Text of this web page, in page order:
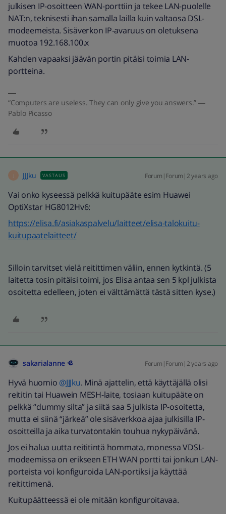
julkisen IP-osoitteen WAN-porttiin ja tekee LAN-puolelle
NAT:n, teknisesti ihan samalla lailla kuin valtaosa DSL-
modeemeista. Sisäverkon IP-avaruus on oletuksena
muotoa 192.168.100.x
Kahden vapaaksi jäävän portin pitäisi toimia LAN-
portteina.
“Computers are useless. They can only give you answers.” ―
Pablo Picasso
JJJku VASTAUS Forum|Forum|2 years ago
Vai onko kyseessä pelkkä kuitupääte esim Huawei
OptiXstar HG8012Hv6:
https://elisa.fi/asiakaspalvelu/laitteet/elisa-talokuitu-
kuitupaatelaitteet/
Silloin tarvitset vielä reitittimen väliin, ennen kytkintä. (5
laitetta tosin pitäisi toimi, jos Elisa antaa sen 5 kpl julkista
osoitetta edelleen, joten ei välttämättä tästä sitten kyse.)
sakarialanne Forum|Forum|2 years ago
Hyvä huomio @JJJku. Minä ajattelin, että käyttäjällä olisi
reititin tai Huawein MESH-laite, tosiaan kuitupääte on
pelkkä “dummy silta” ja siitä saa 5 julkista IP-osoitetta,
mutta ei siinä “järkeä” ole sisäverkkoa ajaa julkisilla IP-
osoitteilla ja aika turvatontakin touhua nykypäivänä.
Jos ei halua uutta reititintä hommata, monessa VDSL-
modeemissa on erikseen ETH WAN portti tai jonkun LAN-
porteista voi konfiguroida LAN-portiksi ja käyttää
reitittimenä.
Kuitupäätteessä ei ole mitään konfiguroitavaa.